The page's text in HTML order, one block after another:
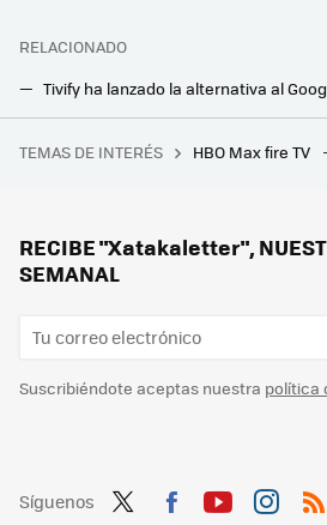
RELACIONADO
TEMAS DE INTERÉS HBO Max fire TV
RECIBE "Xatakaletter",
SEMANAL
Suscribiéndote aceptas nuestra política
Síguenos